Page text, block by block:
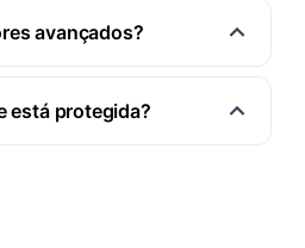
avançados?
está protegida?